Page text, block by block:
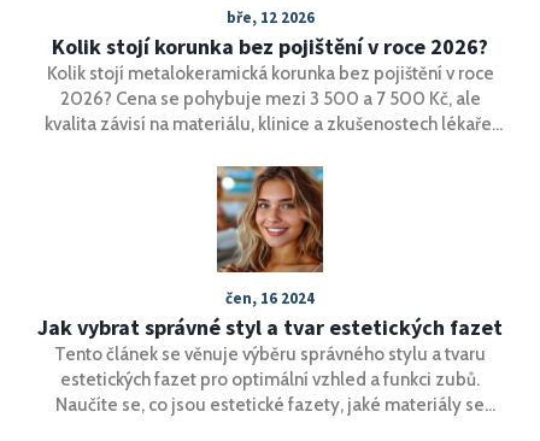
bře, 12 2026
Kolik stojí korunka bez pojištění v roce 2026?
Kolik stojí metalokeramická korunka bez pojištění v roce
2026? Cena se pohybuje mezi 3 500 a 7 500 Kč, ale
kvalita závisí na materiálu, klinice a zkušenostech lékaře.
chybám.
čen, 16 2024
Jak vybrat správné styl a tvar estetických fazet
Tento článek se věnuje výběru správného stylu a tvaru
estetických fazet pro optimální vzhled a funkci zubů.
Naučíte se, co jsou estetické fazety, jaké materiály se